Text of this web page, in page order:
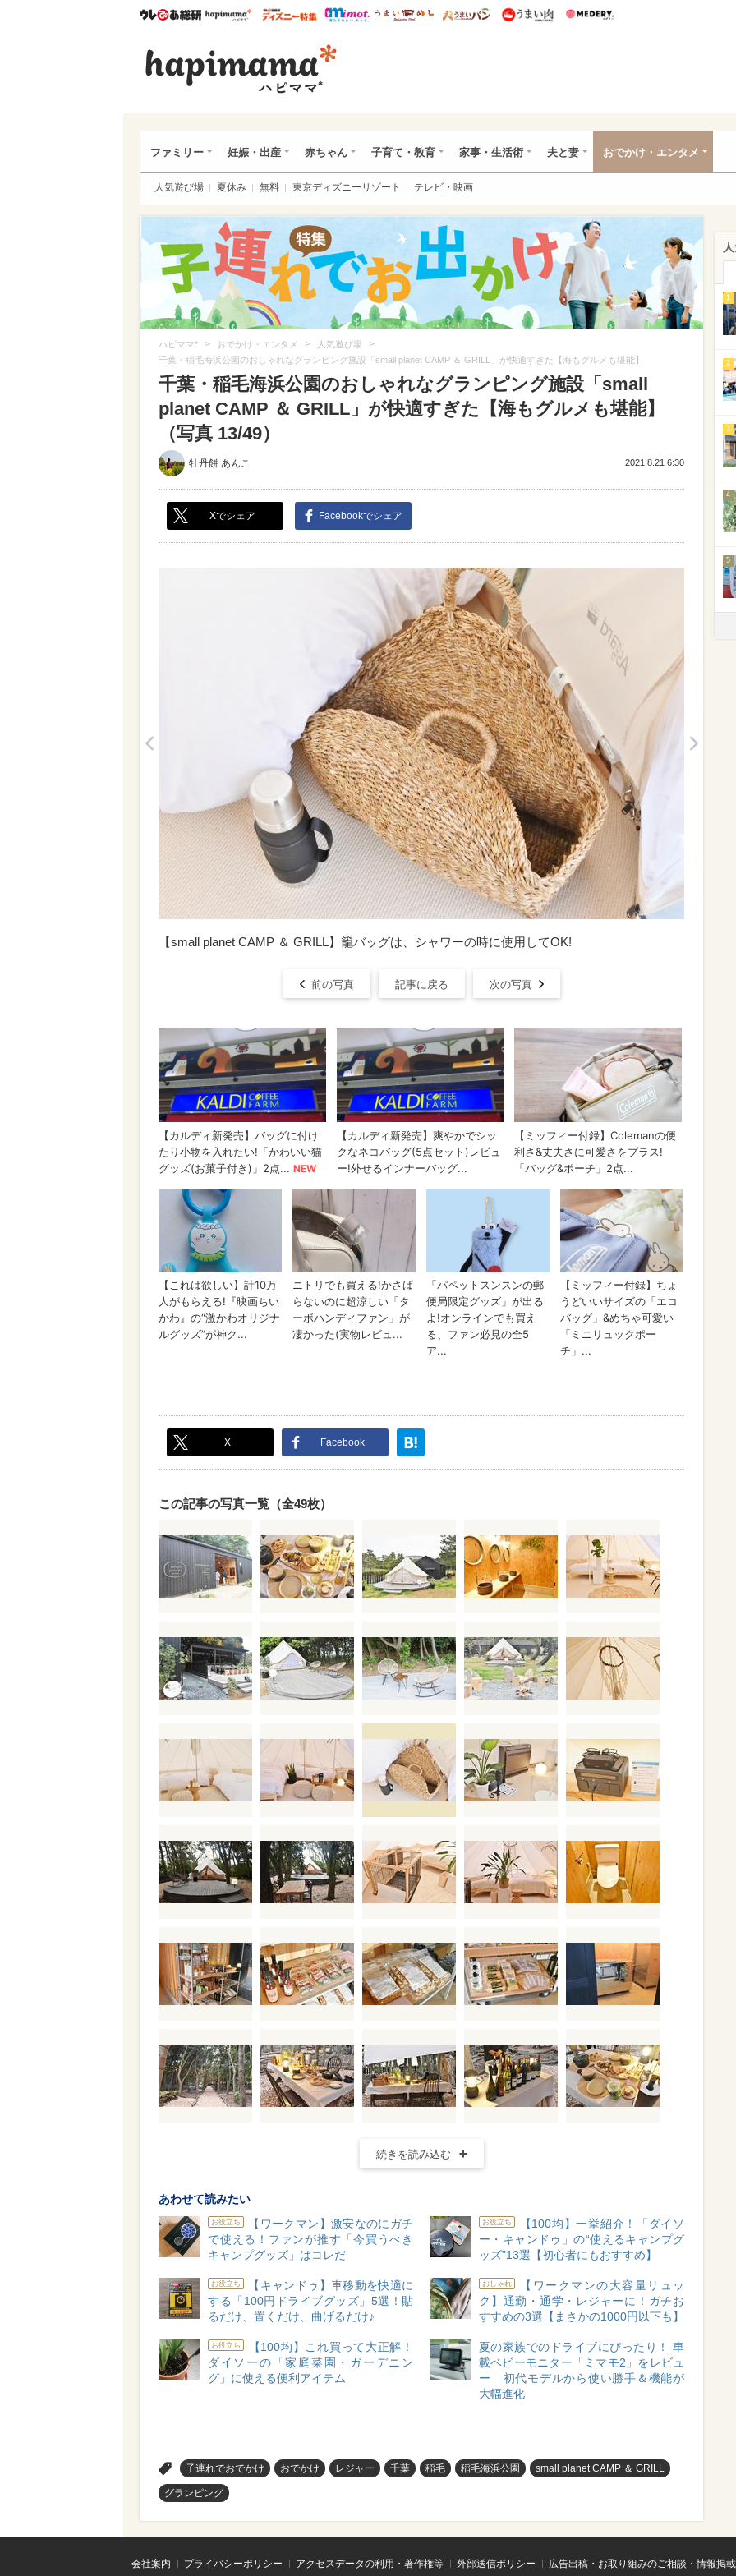
ウレぴあ総研ハピママ* ウレぴあ総研 ディズニー特集
mimot. うまいめし うまいパン うまい肉
ファミリー 妊娠・出産 赤ちゃん 子育て・教育 家事・生活術 夫と妻 おでかけ・エンタメ
人気遊び場 夏休み 無料 東京ディズニーリゾート テレビ・映画
ハピママ* > おでかけ・エンタメ > 人気遊び場 >
千葉・稲毛海浜公園のおしゃれなグランピング施設「small planet CAMP ＆ GRILL」が快適すぎた【海もグルメも堪能】
千葉・稲毛海浜公園のおしゃれなグランピング施設「small
planet CAMP ＆ GRILL」が快適すぎた【海もグルメも堪能】
（写真 13/49）
牡丹餅 あんこ 2021.8.21 6:30
Xでシェア Facebookでシェア
【small planet CAMP ＆ GRILL】籠バッグは、シャワーの時に使用してOK!
前の写真 記事に戻る 次の写真
X Facebook
この記事の写真一覧（全49枚）
続きを読み込む
あわせて読みたい
お役立ち
【ワークマン】激安なのにガチ
で使える！ファンが推す「今買うべき
キャンプグッズ」はコレだ
お役立ち
【100均】一挙紹介！「ダイソ
ー・キャンドゥ」の“使えるキャンプグ
ッズ”13選【初心者にもおすすめ】
お役立ち
【キャンドゥ】車移動を快適に
する「100円ドライブグッズ」5選！貼
るだけ、置くだけ、曲げるだけ♪
おしゃれ
【ワークマンの大容量リュッ
ク】通勤・通学・レジャーに！ガチお
すすめの3選【まさかの1000円以下も】
お役立ち
【100均】これ買って大正解！
ダイソーの「家庭菜園・ガーデニン
グ」に使える便利アイテム
夏の家族でのドライブにぴったり！ 車
載ベビーモニター「ミマモ2」をレビュ
ー 初代モデルから使い勝手＆機能が
大幅進化
子連れでおでかけ おでかけ レジャー 千葉 稲毛 稲毛海浜公園 small planet CAMP ＆ GRILL
グランピング
1
2
3
4
5
会社案内 プライバシーポリシー アクセスデータの利用・著作権等 外部送信ポリシー 広告出稿・お取り組みのご相談・情報掲